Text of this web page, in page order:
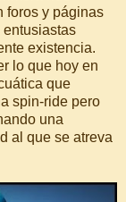
foros y páginas
existencia.
lo que hoy en
que
spin-ride pero
una
al que se atreva